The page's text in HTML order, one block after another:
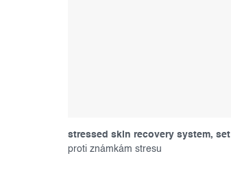
stressed skin recovery system, set
produktů
proti známkám stresu